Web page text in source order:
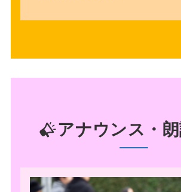
アナウンス・